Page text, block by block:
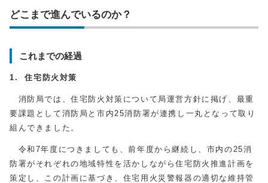
どこまで進んでいるのか？
これまでの経過
1. 住宅防火対策
消防局では、住宅防火対策について局運営方針に掲げ、最重
要課題として消防局と市内25消防署が連携し一丸となって取り
組んできました。
令和7年度につきましても、前年度から継続し、市内の25消
防署がそれぞれの地域特性を活かしながら住宅防火推進計画を
策定し、この計画に基づき、住宅用火災警報器の適切な維持管